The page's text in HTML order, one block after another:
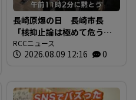
長崎原爆の日 長崎市長
「核抑止論は極めて危う
い」 広島でも原爆犠牲者
を慰霊
RCCニュース
2026.08.09 12:16 0